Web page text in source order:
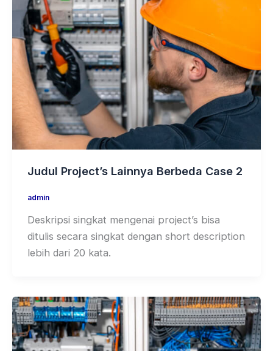
Judul Project’s Lainnya Berbeda Case 2
admin
Deskripsi singkat mengenai project’s bisa
ditulis secara singkat dengan short description
lebih dari 20 kata.